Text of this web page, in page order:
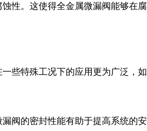
性。这使得全金属微漏阀能够在
些特殊工况下的应用更为广泛，
阀的密封性能有助于提高系统的安